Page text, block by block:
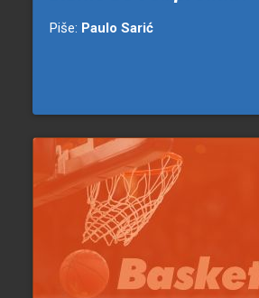
Piše: Paulo Sarić